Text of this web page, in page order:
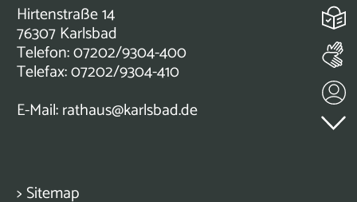
Hirtenstraße 14
76307 Karlsbad
Telefon: 07202/9304-400
Telefax: 07202/9304-410
E-Mail:rathaus@karlsbad.de
> Sitemap